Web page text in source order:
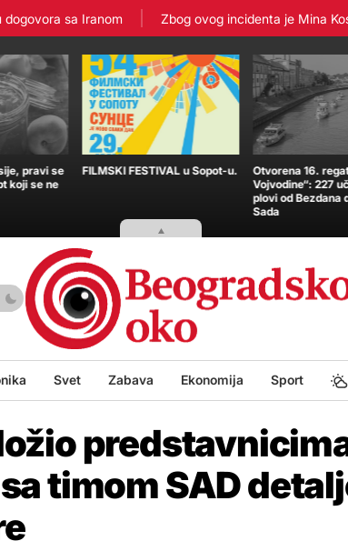
sa Iranom Zbog ovog incidenta je Mina
pravi se
koji se ne
FILMSKI FESTIVAL u Sopot-u.
Otvorena 16.
Vojvodine“: 227
plovi od Bezdana
Sada
Svet Zabava Ekonomija Sport
timom SAD